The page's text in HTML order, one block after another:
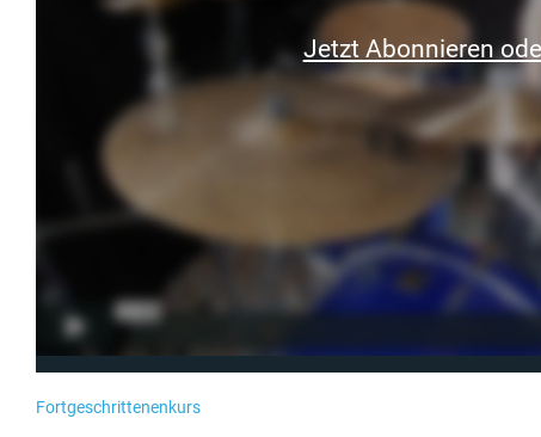
Jetzt Abonnieren
Fortgeschrittenenkurs